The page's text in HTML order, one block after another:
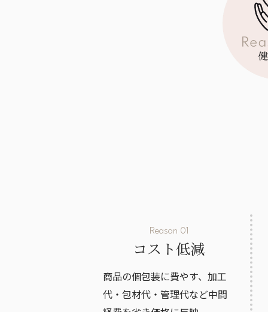
Reason 01
コスト低減
商品の個包装に費やす、加工
代・包材代・管理代など中間